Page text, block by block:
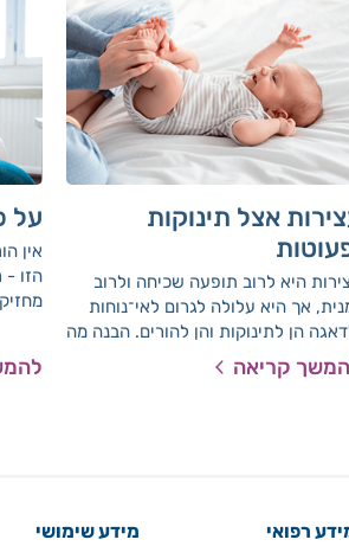
אצל תינוקות
היא לרוב תופעה שכיחה ולרוב
אך היא עלולה לגרום לאי־נוחות
הן לתינוקות והן להורים. הבנה מה
תקין, מה יכול לעזור ומתי כדאי
לייעוץ רפואי יכולה להקל על
קריאה
על
אין
הזו
הבא.
רפואי מידע שימושי